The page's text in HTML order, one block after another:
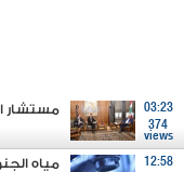
03:23
374
views
مستشار
12:58
مياه